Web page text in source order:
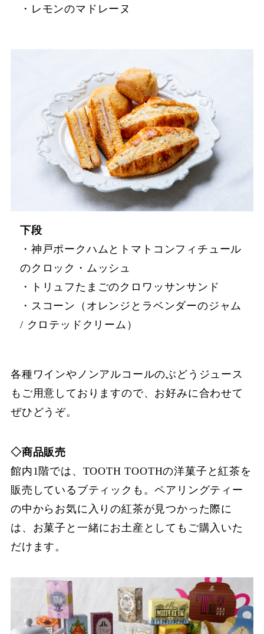
・レモンのマドレーヌ
下段
・神戸ポークハムとトマトコンフィチュール
のクロック・ムッシュ
・トリュフたまごのクロワッサンサンド
・スコーン（オレンジとラベンダーのジャム
/ クロテッドクリーム）
各種ワインやノンアルコールのぶどうジュース
もご用意しておりますので、お好みに合わせて
ぜひどうぞ。
◇商品販売
館内1階では、TOOTH TOOTHの洋菓子と紅茶を
販売しているブティックも。ペアリングティー
の中からお気に入りの紅茶が見つかった際に
は、お菓子と一緒にお土産としてもご購入いた
だけます。